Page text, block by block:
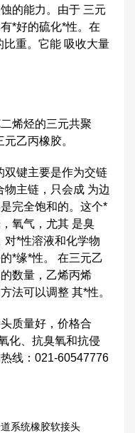
的能力。由于 三元
*好的硫化*性。在
比重。它能 吸收大量
烯烃的三元共聚
乙丙橡胶。
双键主要是作为交链
主链，只会成 为边
完全饱和的。这个*
氧气，尤其 是臭
对*性溶液和化学物
*缘*性。 在三元乙
数量，乙烯丙烯
法可以调整 其*性。
质量好，价格合
化、抗臭氧和抗侵
线：021-60547776
系统橡胶软接头